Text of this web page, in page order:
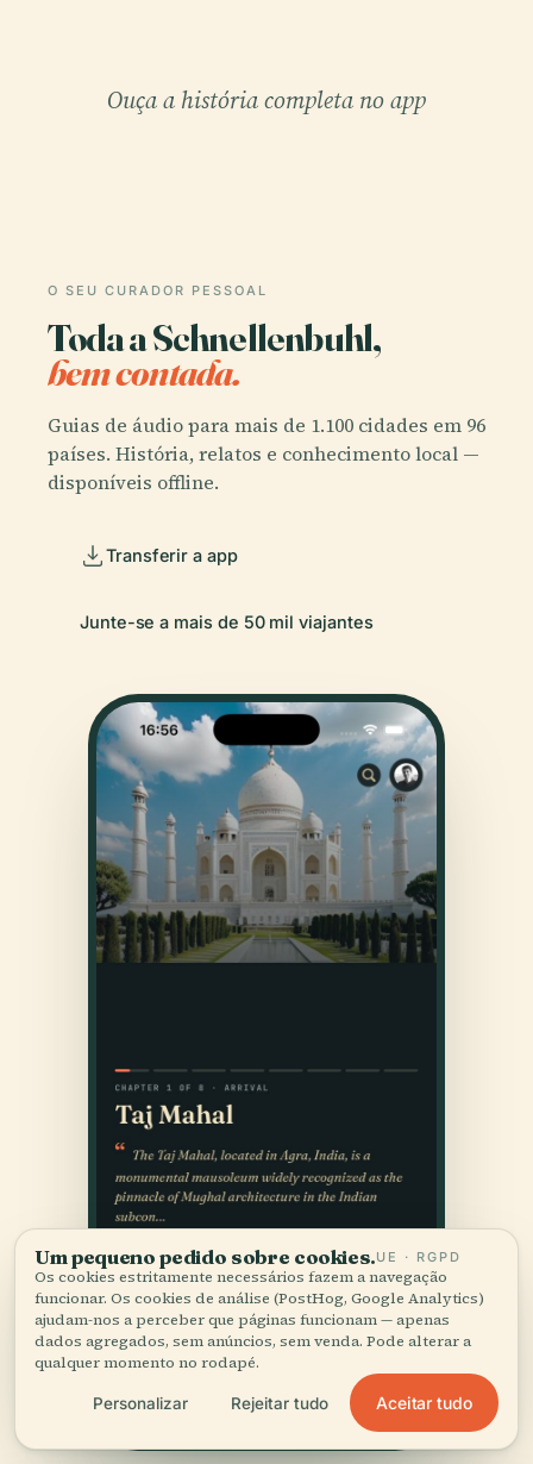
Ouça a história completa no app
O SEU CURADOR PESSOAL
Toda a Schnellenbuhl,
bem contada.
Guias de áudio para mais de 1.100 cidades em 96
países. História, relatos e conhecimento local —
disponíveis offline.
Transferir a app
Junte-se a mais de 50 mil viajantes
Um pequeno pedido sobre cookies.UE · RGPD
Os cookies estritamente necessários fazem a navegação
funcionar. Os cookies de análise (PostHog, Google Analytics)
ajudam-nos a perceber que páginas funcionam — apenas
dados agregados, sem anúncios, sem venda. Pode alterar a
qualquer momento no rodapé.
Personalizar Rejeitar tudo Aceitar tudo